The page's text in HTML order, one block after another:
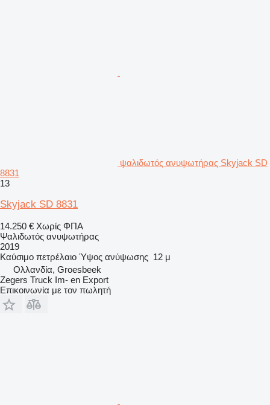
ψαλιδωτός ανυψωτήρας Skyjack SD
8831
13
Skyjack SD 8831
14.250 € Χωρίς ΦΠΑ
Ψαλιδωτός ανυψωτήρας
2019
Καύσιμο πετρέλαιο Ύψος ανύψωσης 12 μ
Ολλανδία, Groesbeek
Zegers Truck Im- en Export
Επικοινωνία με τον πωλητή